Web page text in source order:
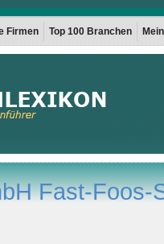
Firmen Top 100 Branchen
Fast-Foos-